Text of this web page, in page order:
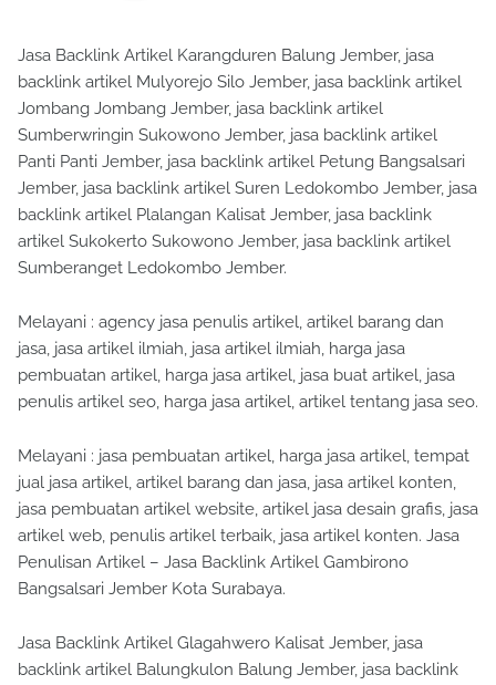
Jasa Backlink Artikel Karangduren Balung Jember, jasa
backlink artikel Mulyorejo Silo Jember, jasa backlink artikel
Jombang Jombang Jember, jasa backlink artikel
Sumberwringin Sukowono Jember, jasa backlink artikel
Panti Panti Jember, jasa backlink artikel Petung Bangsalsari
Jember, jasa backlink artikel Suren Ledokombo Jember, jasa
backlink artikel Plalangan Kalisat Jember, jasa backlink
artikel Sukokerto Sukowono Jember, jasa backlink artikel
Sumberanget Ledokombo Jember.
Melayani : agency jasa penulis artikel, artikel barang dan
jasa, jasa artikel ilmiah, jasa artikel ilmiah, harga jasa
pembuatan artikel, harga jasa artikel, jasa buat artikel, jasa
penulis artikel seo, harga jasa artikel, artikel tentang jasa seo.
Melayani : jasa pembuatan artikel, harga jasa artikel, tempat
jual jasa artikel, artikel barang dan jasa, jasa artikel konten,
jasa pembuatan artikel website, artikel jasa desain grafis, jasa
artikel web, penulis artikel terbaik, jasa artikel konten. Jasa
Penulisan Artikel – Jasa Backlink Artikel Gambirono
Bangsalsari Jember Kota Surabaya.
Jasa Backlink Artikel Glagahwero Kalisat Jember, jasa
backlink artikel Balungkulon Balung Jember, jasa backlink